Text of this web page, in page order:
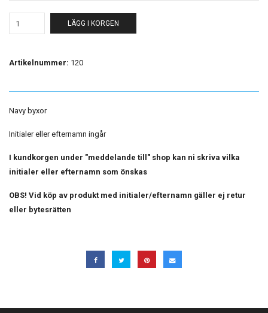
LÄGG I KORGEN
Artikelnummer: 120
Navy byxor
Initialer eller efternamn ingår
I kundkorgen under "meddelande till" shop kan ni skriva vilka
initialer eller efternamn som önskas
OBS! Vid köp av produkt med initialer/efternamn gäller ej retur
eller bytesrätten